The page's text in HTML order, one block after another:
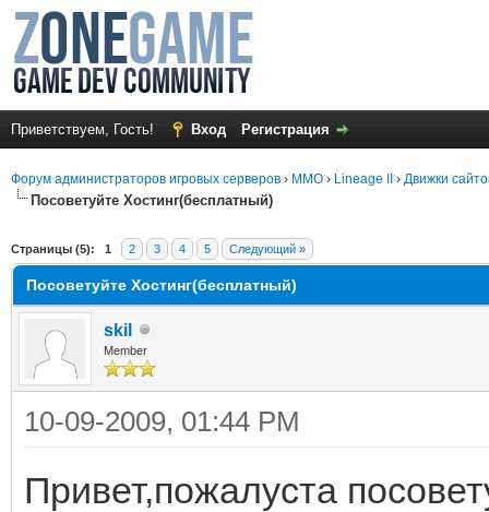
Приветствуем, Гость! Вход Регистрация
Форум администраторов игровых серверов › MMO › Lineage II › Движки
Посоветуйте Хостинг(бесплатный)
Страницы (5): 1 2 3 4 5 Следующий »
Посоветуйте Хостинг(бесплатный)
skil
Member
10-09-2009, 01:44 PM
Привет,пожалуста